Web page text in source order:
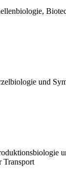
und
Transport